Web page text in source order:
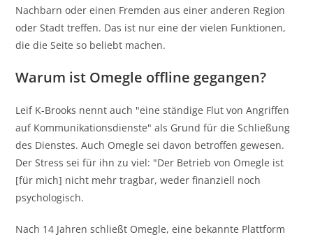
Nachbarn oder einen Fremden aus einer anderen Region
oder Stadt treffen. Das ist nur eine der vielen Funktionen,
die die Seite so beliebt machen.
Warum ist Omegle offline gegangen?
Leif K-Brooks nennt auch "eine ständige Flut von Angriffen
auf Kommunikationsdienste" als Grund für die Schließung
des Dienstes. Auch Omegle sei davon betroffen gewesen.
Der Stress sei für ihn zu viel: "Der Betrieb von Omegle ist
[für mich] nicht mehr tragbar, weder finanziell noch
psychologisch.
Nach 14 Jahren schließt Omegle, eine bekannte Plattform